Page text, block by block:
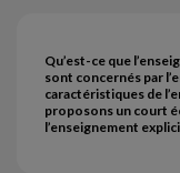
Qu’est-ce que
sont concernés par
caractéristiques de
proposons un court
l’enseignement